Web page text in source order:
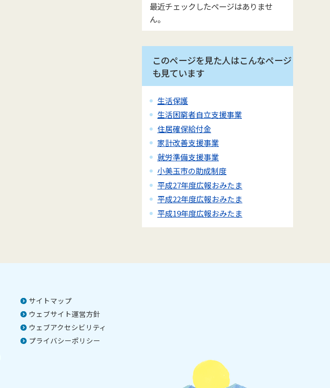
最近チェックしたページはありませ
ん。
このページを見た人はこんなページ
も見ています
生活保護
生活困窮者自立支援事業
住居確保給付金
家計改善支援事業
就労準備支援事業
小美玉市の助成制度
平成27年度広報おみたま
平成22年度広報おみたま
平成19年度広報おみたま
サイトマップ
ウェブサイト運営方針
ウェブアクセシビリティ
プライバシーポリシー